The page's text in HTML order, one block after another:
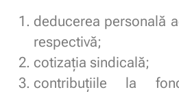
deducerea personală
respectivă;
cotizația sindicală;
contribuțiile la